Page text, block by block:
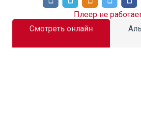
Смотреть онлайн
Плеер не